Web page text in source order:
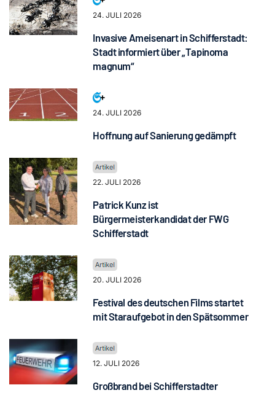
24. JULI 2026
Invasive Ameisenart in Schifferstadt:
Stadt informiert über „Tapinoma
magnum“
24. JULI 2026
Hoffnung auf Sanierung gedämpft
22. JULI 2026
Patrick Kunz ist
Bürgermeisterkandidat der FWG
Schifferstadt
20. JULI 2026
Festival des deutschen Films startet
mit Staraufgebot in den Spätsommer
12. JULI 2026
Großbrand bei Schifferstadter